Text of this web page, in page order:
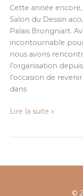
Cette année
Salon du Dessin
Palais Brongniart.
incontournable
nous avons
l’organisation
l’occasion de
dans
du
dessin
Lire la suite »
©